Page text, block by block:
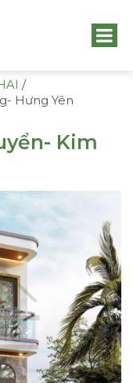
/
Hưng Yên
Kim